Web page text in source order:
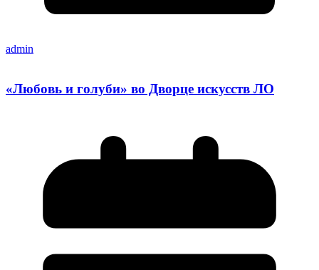
admin
«Любовь и голуби» во Дворце искусств ЛО